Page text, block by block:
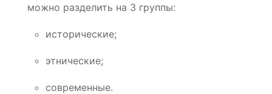
можно разделить на 3 группы:
исторические;
этнические;
современные.